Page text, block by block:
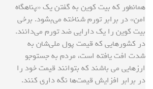
همانطور که بیت کوین به گفتن یک «پناهگاه
امن» در برابر تورم شناخته می‌بشود. برخی
بیت کوین را یک دارایی ضد تورم می‌دانند.
در کشورهایی که قیمت پول ملی‌شان به
شدت افت یافته است، مردم به جستوجو
ارزهایی می باشند که بتوانند قیمت خود را
در برابر افزایش قیمت‌ها نگه داری کنند.